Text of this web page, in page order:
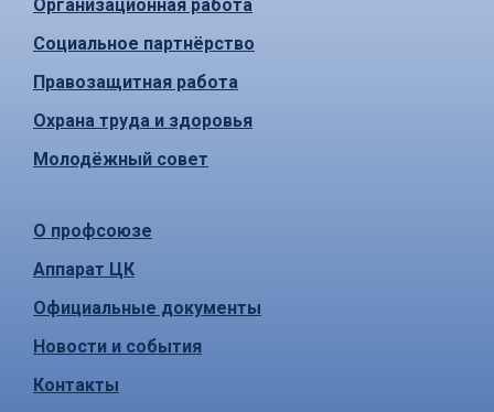
Организационная работа
Социальное партнёрство
Правозащитная работа
Охрана труда и здоровья
Молодёжный совет
О профсоюзе
Аппарат ЦК
Официальные документы
Новости и события
Контакты